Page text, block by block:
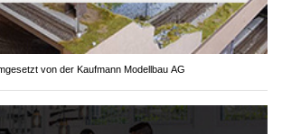
von der Kaufmann Modellbau AG